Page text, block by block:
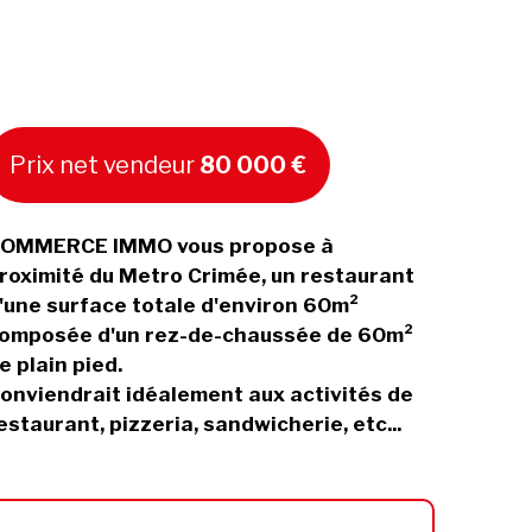
Prix net vendeur 80 000 €
IMMO vous propose à
du Metro Crimée, un restaurant
surface totale d'environ 60m²
d'un rez-de-chaussée de 60m²
plain pied.
idéalement aux activités de
pizzeria, sandwicherie, etc...